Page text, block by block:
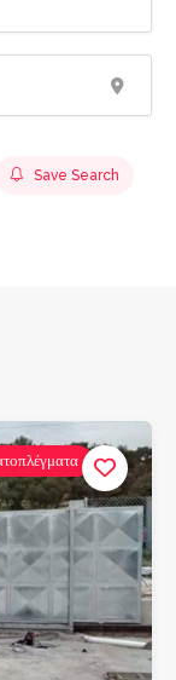
Save Search